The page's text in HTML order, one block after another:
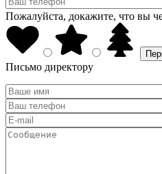
Пожалуйста, докажите, что вы
Письмо директору